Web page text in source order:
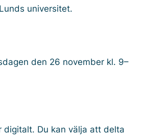
universitet.
den 26 november kl. 9–
digitalt. Du kan välja att delta